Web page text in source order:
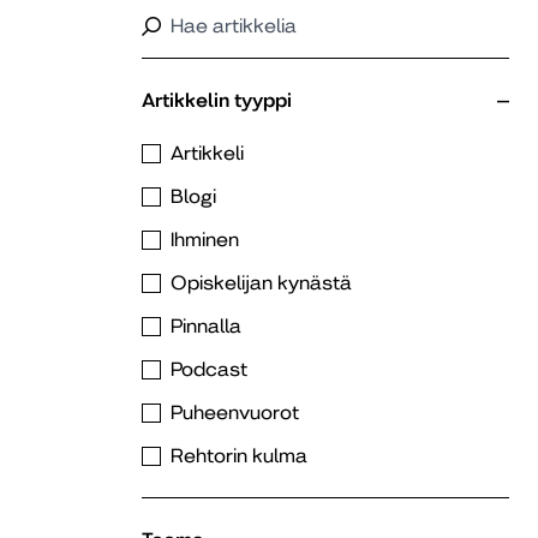
Artikkelin tyyppi
Artikkeli
Blogi
Ihminen
Opiskelijan kynästä
Pinnalla
Podcast
Puheenvuorot
Rehtorin kulma